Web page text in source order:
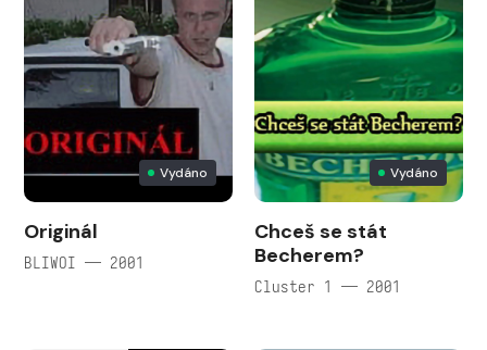
Vydáno
Originál
BLIWOI — 2001
Vydáno
Chceš se stát
Becherem?
Cluster 1 — 2001